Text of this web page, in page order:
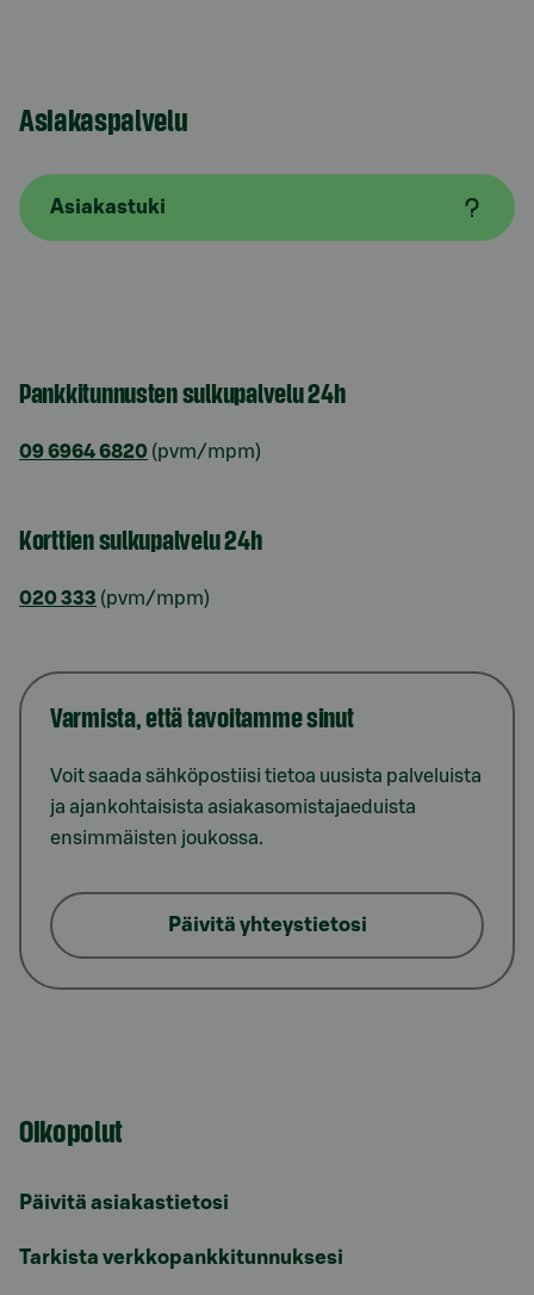
Asiakaspalvelu
Asiakastuki
Pankkitunnusten sulkupalvelu 24h
09 6964 6820 (pvm/mpm)
Korttien sulkupalvelu 24h
020 333 (pvm/mpm)
Varmista, että tavoitamme sinut
Voit saada sähköpostiisi tietoa uusista palveluista
ja ajankohtaisista asiakasomistajaeduista
ensimmäisten joukossa.
Päivitä yhteystietosi
Oikopolut
Päivitä asiakastietosi
Tarkista verkkopankkitunnuksesi